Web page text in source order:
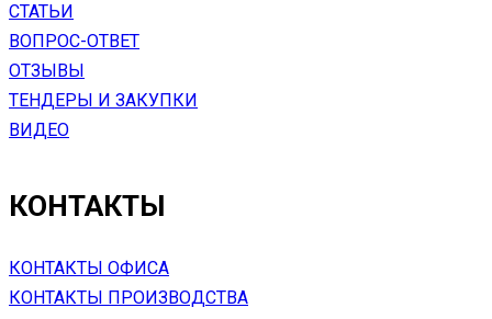
СТАТЬИ
ВОПРОС-ОТВЕТ
ОТЗЫВЫ
ТЕНДЕРЫ И ЗАКУПКИ
ВИДЕО
КОНТАКТЫ
КОНТАКТЫ ОФИСА
КОНТАКТЫ ПРОИЗВОДСТВА